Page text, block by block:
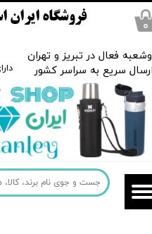
۰
فروشگاه ایران
فعال در تبریز و تهران
سریع به سراسر کشور